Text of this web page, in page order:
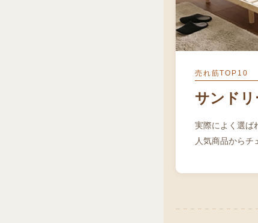
売れ筋TOP10
サンド
実際によく選ば
人気商品からチ